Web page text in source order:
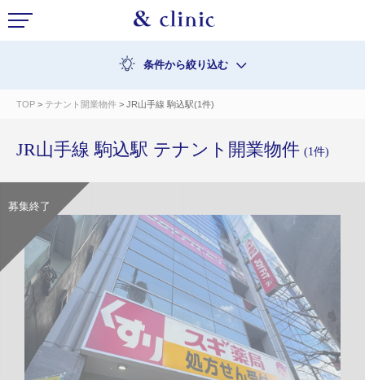
条件から絞り込む
TOP > テナント開業物件 > JR山手線 駒込駅(1件)
JR山手線 駒込駅 テナント開業物件 (1件)
募集終了